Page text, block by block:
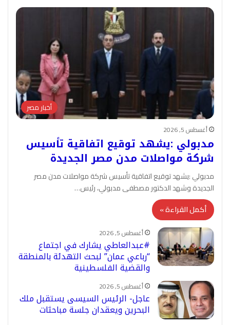
أخبار مصر
أغسطس 5, 2026
مدبولي :يشهد توقيع اتفاقية تأسيس
شركة مواصلات مدن مصر الجديدة
مدبولي :يشهد توقيع اتفاقية تأسيس شركة مواصلات مدن مصر
الجديدة وشهد الدكتور مصطفى مدبولي، رئيس…
أكمل القراءة »
أغسطس 5, 2026
#عبدالعاطي يشارك في اجتماع
“رباعي عمان” لبحث التهدئة بالمنطقة
والقضية الفلسطينية
أغسطس 5, 2026
عاجل- الرئيس السيسى يستقبل ملك
البحرين ويعقدان جلسة مباحثات